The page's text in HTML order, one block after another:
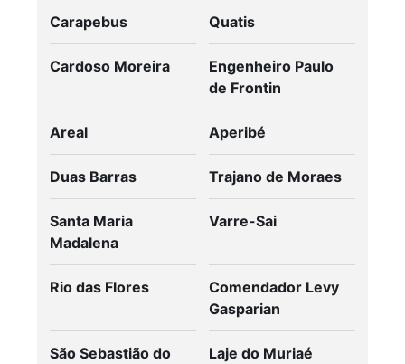
Carapebus Quatis
Cardoso Moreira
Engenheiro Paulo
de Frontin
Areal Aperibé
Duas Barras Trajano de Moraes
Santa Maria
Madalena
Varre-Sai
Rio das Flores
Comendador Levy
Gasparian
São Sebastião do
Laje do Muriaé